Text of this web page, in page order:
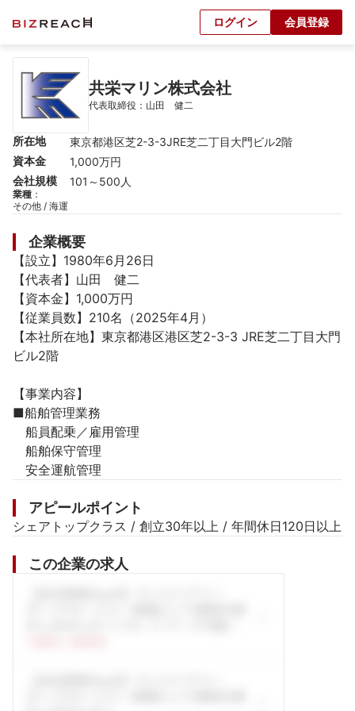
ログイン 会員登録
共栄マリン株式会社
代表取締役：山田　健二
所在地
東京都港区芝2-3-3JRE芝二丁目大門ビル2階
資本金
1,000万円
会社規模
101～500人
業種 ：
その他 / 海運
企業概要
【設立】1980年6月26日
【代表者】山田　健二
【資本金】1,000万円
【従業員数】210名（2025年4月）
【本社所在地】東京都港区港区芝2-3-3 JRE芝二丁目大門
ビル2階
【事業内容】
■船舶管理業務
船員配乗／雇用管理
船舶保守管理
安全運航管理
アピールポイント
シェアトップクラス / 創立30年以上 / 年間休日120日以上
この企業の求人